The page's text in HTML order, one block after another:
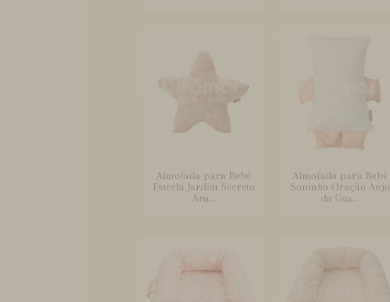
Almofada para Bebê
Estrela Jardim Secreto
Ara...
Almofada para Bebê
Soninho Oração Anjo
da Gua...